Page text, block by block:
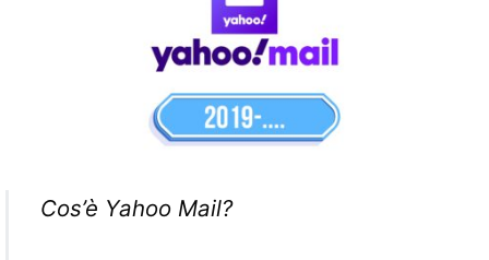
Cos’è Yahoo Mail?